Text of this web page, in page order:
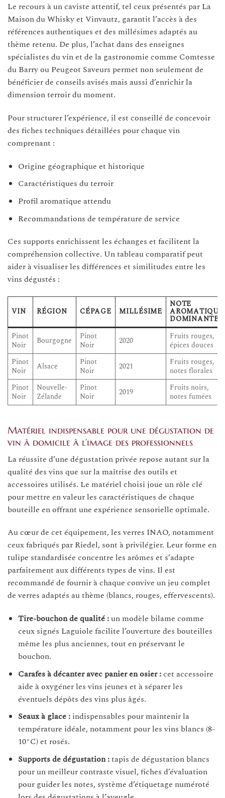
Le recours à un caviste attentif, tel ceux présentés par La
Maison du Whisky et Vinvautz, garantit l’accès à des
références authentiques et des millésimes adaptés au
thème retenu. De plus, l’achat dans des enseignes
spécialistes du vin et de la gastronomie comme Comtesse
du Barry ou Peugeot Saveurs permet non seulement de
bénéficier de conseils avisés mais aussi d’enrichir la
dimension terroir du moment.
Pour structurer l’expérience, il est conseillé de concevoir
des fiches techniques détaillées pour chaque vin
comprenant :
Origine géographique et historique
Caractéristiques du terroir
Profil aromatique attendu
Recommandations de température de service
Ces supports enrichissent les échanges et facilitent la
compréhension collective. Un tableau comparatif peut
aider à visualiser les différences et similitudes entre les
vins dégustés :
VIN RÉGION CÉPAGE MILLÉSIME
NOTE
AROMATIQUE
DOMINANTE
Pinot
Noir
Bourgogne
Pinot
Noir
2020
Fruits rouges,
épices douces
Pinot
Noir
Alsace
Pinot
Noir
2021
Fruits rouges,
notes florales
Pinot
Noir
Nouvelle-
Zélande
Pinot
Noir
2019
Fruits noirs,
notes fumées
Matériel indispensable pour une dégustation de
vin à domicile à l’image des professionnels
La réussite d’une dégustation privée repose autant sur la
qualité des vins que sur la maîtrise des outils et
accessoires utilisés. Le matériel choisi joue un rôle clé
pour mettre en valeur les caractéristiques de chaque
bouteille en offrant une expérience sensorielle optimale.
Au cœur de cet équipement, les verres INAO, notamment
ceux fabriqués par Riedel, sont à privilégier. Leur forme en
tulipe standardisée concentre les arômes et s’adapte
parfaitement aux différents types de vins. Il est
recommandé de fournir à chaque convive un jeu complet
de verres adaptés au thème (blancs, rouges, effervescents).
Tire-bouchon de qualité :un modèle bilame comme
ceux signés Laguiole facilite l’ouverture des bouteilles
même les plus anciennes, tout en préservant le
bouchon.
Carafes à décanter avec panier en osier :cet accessoire
aide à oxygéner les vins jeunes et à séparer les
éventuels dépôts des vins plus âgés.
Seaux à glace :indispensables pour maintenir la
température idéale, notamment pour les vins blancs (8-
10°C) et rosés.
Supports de dégustation :tapis de dégustation blancs
pour un meilleur contraste visuel, fiches d’évaluation
pour guider les notes, système d’étiquetage numéroté